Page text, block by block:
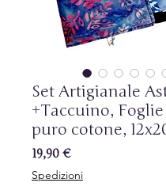
Set Artigianale
+Taccuino,
puro cotone,
19,90 €Prezzo
Spedizioni